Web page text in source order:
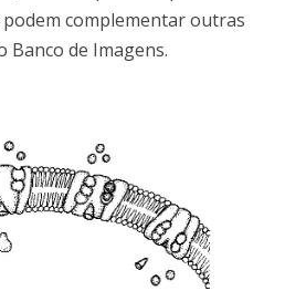
complementar outras
de Imagens.